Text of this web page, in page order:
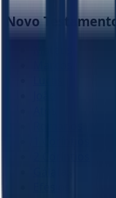
Novo Testamento